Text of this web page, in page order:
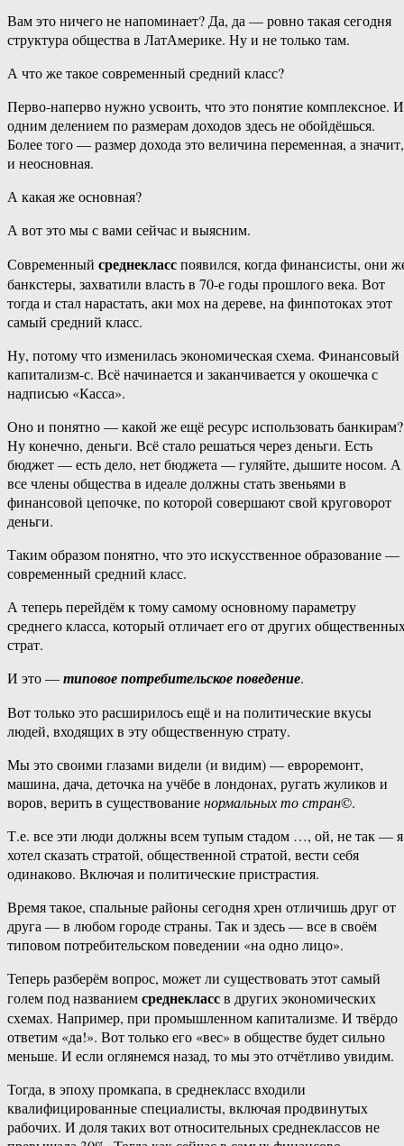
Вам это ничего не напоминает? Да, да — ровно такая сегодня
структура общества в ЛатАмерике. Ну и не только там.
А что же такое современный средний класс?
Перво-наперво нужно усвоить, что это понятие комплексное. И
одним делением по размерам доходов здесь не обойдёшься.
Более того — размер дохода это величина переменная, а значит,
и неосновная.
А какая же основная?
А вот это мы с вами сейчас и выясним.
Современный среднекласспоявился, когда финансисты, они
банкстеры, захватили власть в 70-е годы прошлого века. Вот
тогда и стал нарастать, аки мох на дереве, на финпотоках этот
самый средний класс.
Ну, потому что изменилась экономическая схема. Финансовый
капитализм-с. Всё начинается и заканчивается у окошечка с
надписью «Касса».
Оно и понятно — какой же ещё ресурс использовать банкирам?
Ну конечно, деньги. Всё стало решаться через деньги. Есть
бюджет — есть дело, нет бюджета — гуляйте, дышите носом. А
все члены общества в идеале должны стать звеньями в
финансовой цепочке, по которой совершают свой круговорот
деньги.
Таким образом понятно, что это искусственное образование —
современный средний класс.
А теперь перейдём к тому самому основному параметру
среднего класса, который отличает его от других
страт.
И это —типовое потребительское поведение.
Вот только это расширилось ещё и на политические вкусы
людей, входящих в эту общественную страту.
Мы это своими глазами видели (и видим) — евроремонт,
машина, дача, деточка на учёбе в лондонах, ругать жуликов и
воров, верить в существованиенормальных то стран©.
Т.е. все эти люди должны всем тупым стадом …, ой, не так — я
хотел сказать стратой, общественной стратой, вести себя
одинаково. Включая и политические пристрастия.
Время такое, спальные районы сегодня хрен отличишь друг от
друга — в любом городе страны. Так и здесь — все в своём
типовом потребительском поведении «на одно лицо».
Теперь разберём вопрос, может ли существовать этот самый
голем под названиемсреднеклассв других экономических
схемах. Например, при промышленном капитализме. И твёрдо
ответим «да!». Вот только его «вес» в обществе будет сильно
меньше. И если оглянемся назад, то мы это отчётливо увидим.
Тогда, в эпоху промкапа, в среднекласс входили
квалифицированные специалисты, включая продвинутых
рабочих. И доля таких вот относительных среднеклассов не